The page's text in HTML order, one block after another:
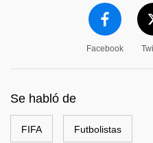
Facebook
Se habló de
FIFA Futbolistas